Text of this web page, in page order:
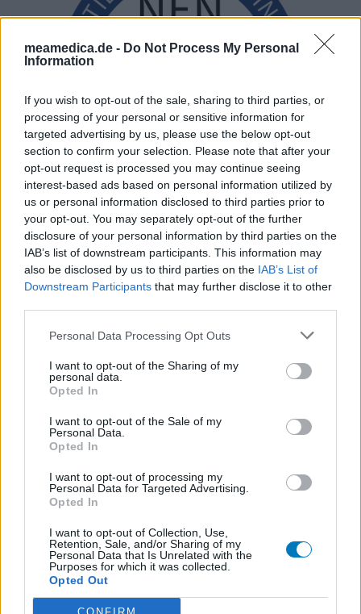
meamedica.de - Do Not Process My Personal
Information
If you wish to opt-out of the sale, sharing to third parties, or
processing of your personal or sensitive information for
targeted advertising by us, please use the below opt-out
section to confirm your selection. Please note that after your
opt-out request is processed you may continue seeing
interest-based ads based on personal information utilized by
us or personal information disclosed to third parties prior to
your opt-out. You may separately opt-out of the further
disclosure of your personal information by third parties on the
IAB’s list of downstream participants. This information may
also be disclosed by us to third parties on the IAB’s List of
Downstream Participants that may further disclose it to other
Personal Data Processing Opt Outs
I want to opt-out of the Sharing of my
personal data.
Opted In
I want to opt-out of the Sale of my
Personal Data.
Opted In
I want to opt-out of processing my
Personal Data for Targeted Advertising.
Opted In
I want to opt-out of Collection, Use,
Retention, Sale, and/or Sharing of my
Personal Data that Is Unrelated with the
Purposes for which it was collected.
Opted Out
CONFIRM